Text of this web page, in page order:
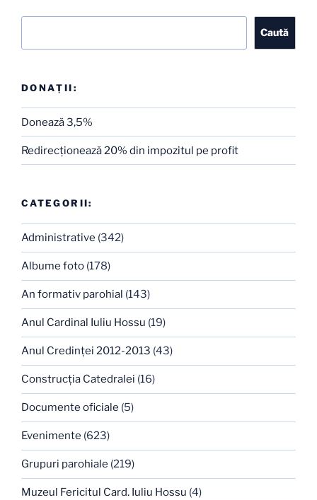
Caută
DONAȚII:
Donează 3,5%
Redirecţionează 20% din impozitul pe profit
CATEGORII:
Administrative (342)
Albume foto (178)
An formativ parohial (143)
Anul Cardinal Iuliu Hossu (19)
Anul Credinţei 2012-2013 (43)
Construcţia Catedralei (16)
Documente oficiale (5)
Evenimente (623)
Grupuri parohiale (219)
Muzeul Fericitul Card. Iuliu Hossu (4)